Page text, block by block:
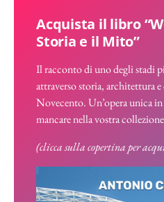
Acquista il libro
Storia e il Mito”
Il racconto di uno degli stadi
attraverso storia, architettura
Novecento. Un’opera unica
mancare nella vostra
(clicca sulla copertina per